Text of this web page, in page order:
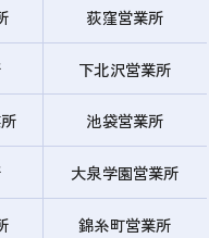
荻窪営業所
下北沢営業所
池袋営業所
大泉学園営業所
錦糸町営業所